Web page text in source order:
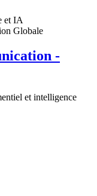
et IA
Globale
-
et intelligence